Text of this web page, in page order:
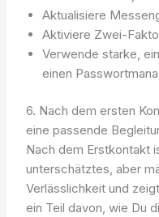
Aktualisiere
Aktiviere Zwei-
Verwende starke,
einen
6. Nach dem ersten
eine passende
Nach dem Erstkontakt
unterschätztes, aber
Verlässlichkeit und
ein Teil davon, wie Du